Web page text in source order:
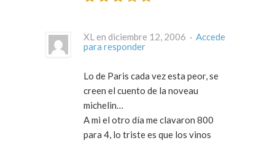
XL en diciembre 12, 2006 · Accede
para responder
Lo de Paris cada vez esta peor, se
creen el cuento de la noveau
michelin…
A mi el otro día me clavaron 800
para 4, lo triste es que los vinos